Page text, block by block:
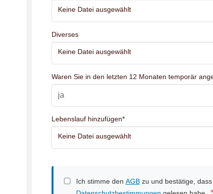
Keine Datei ausgewählt
Diverses
Keine Datei ausgewählt
Waren Sie in den letzten 12 Monaten temporär
Lebenslauf hinzufügen*
Keine Datei ausgewählt
Ich stimme den AGBzu und bestätige, dass